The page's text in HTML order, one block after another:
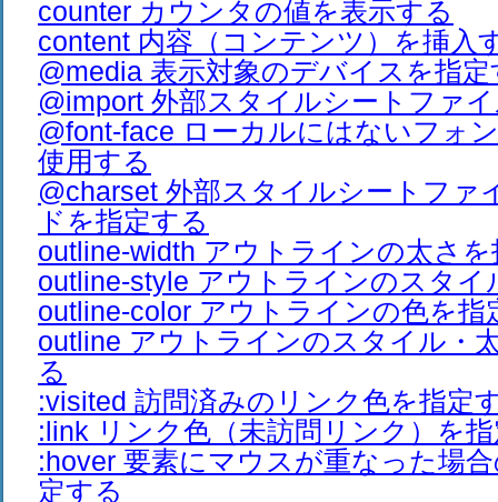
counter カウンタの値を表示する
content 内容（コンテンツ）を挿入
@media 表示対象のデバイスを指
@import 外部スタイルシートファ
@font-face ローカルにはないフォ
使用する
@charset 外部スタイルシートファ
ドを指定する
outline-width アウトラインの太さ
outline-style アウトラインのスタイ
outline-color アウトラインの色を指
outline アウトラインのスタイル・
る
:visited 訪問済みのリンク色を指定
:link リンク色（未訪問リンク）を
:hover 要素にマウスが重なった場
定する